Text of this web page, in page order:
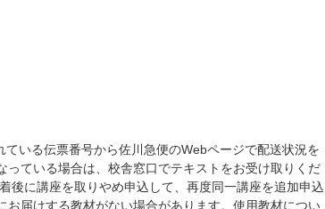
いる伝票番号から佐川急便のWebページで配送状況を
ている場合は、校舎窓口でテキストをお受け取りくだ
に講座を取りやめ申込して、再度同一講座を追加申込
届けする教材がない場合があります。使用教材につい